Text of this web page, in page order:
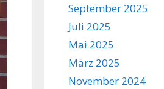
September 2025
Juli 2025
Mai 2025
März 2025
November 2024